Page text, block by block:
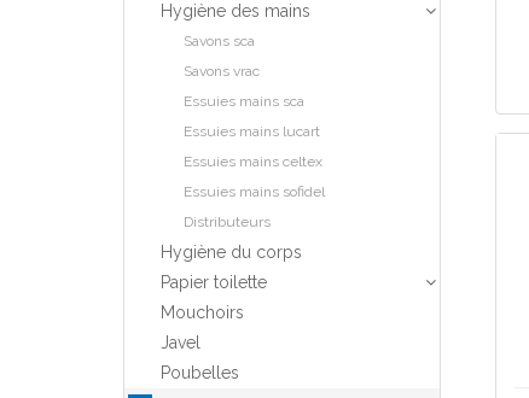
Hygiène des mains
Savons sca
Savons vrac
Essuies mains sca
Essuies mains lucart
Essuies mains celtex
Essuies mains sofidel
Distributeurs
Hygiène du corps
Papier toilette
Mouchoirs
Javel
Poubelles